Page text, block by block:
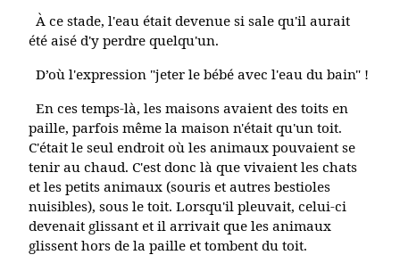
À ce stade, l'eau était devenue si sale qu'il aurait
été aisé d'y perdre quelqu'un.
D’où l'expression "jeter le bébé avec l'eau du bain" !
En ces temps-là, les maisons avaient des toits en
paille, parfois même la maison n'était qu'un toit.
C'était le seul endroit où les animaux pouvaient se
tenir au chaud. C'est donc là que vivaient les chats
et les petits animaux (souris et autres bestioles
nuisibles), sous le toit. Lorsqu'il pleuvait, celui-ci
devenait glissant et il arrivait que les animaux
glissent hors de la paille et tombent du toit.